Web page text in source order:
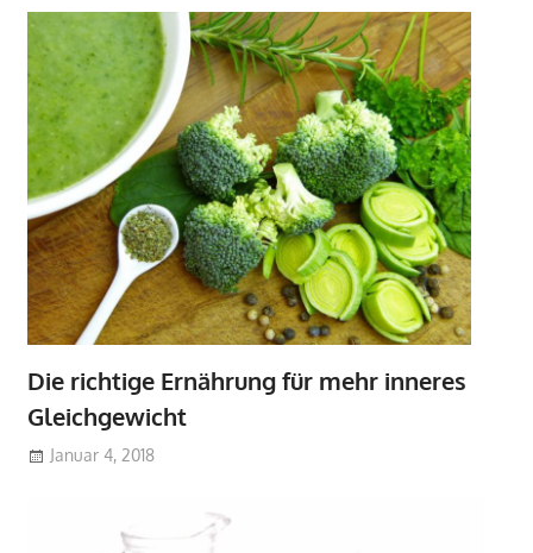
Die richtige Ernährung für mehr inneres
Gleichgewicht
Januar 4, 2018